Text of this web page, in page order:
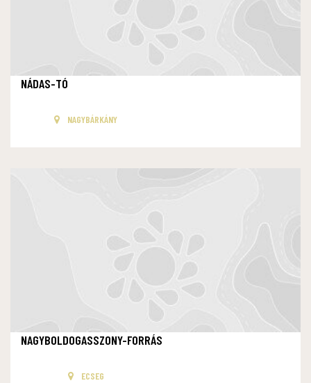
NÁDAS-TÓ
NAGYBÁRKÁNY
NAGYBOLDOGASSZONY-FORRÁS
ECSEG